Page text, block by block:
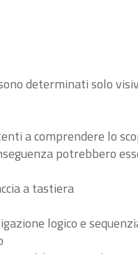
determinati solo
a comprendere lo
potrebbero
a tastiera
logico e